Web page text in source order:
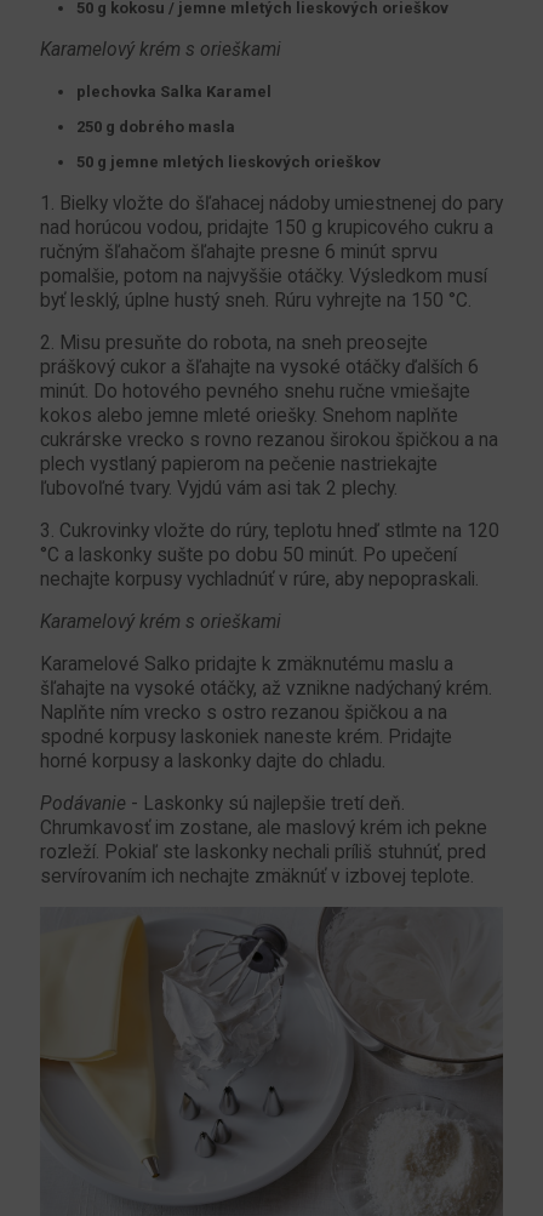
50 g kokosu / jemne mletých lieskových orieškov
Karamelový krém s orieškami
plechovka Salka Karamel
250 g dobrého masla
50 g jemne mletých lieskových orieškov
1. Bielky vložte do šľahacej nádoby umiestnenej do pary
nad horúcou vodou, pridajte 150 g krupicového cukru a
ručným šľahačom šľahajte presne 6 minút sprvu
pomalšie, potom na najvyššie otáčky. Výsledkom musí
byť lesklý, úplne hustý sneh. Rúru vyhrejte na 150 °C.
2. Misu presuňte do robota, na sneh preosejte
práškový cukor a šľahajte na vysoké otáčky ďalších 6
minút. Do hotového pevného snehu ručne vmiešajte
kokos alebo jemne mleté ​​oriešky. Snehom naplňte
cukrárske vrecko s rovno rezanou širokou špičkou a na
plech vystlaný papierom na pečenie nastriekajte
ľubovoľné tvary. Vyjdú vám asi tak 2 plechy.
3. Cukrovinky vložte do rúry, teplotu hneď stlmte na 120
°C a laskonky sušte po dobu 50 minút. Po upečení
nechajte korpusy vychladnúť v rúre, aby nepopraskali.
Karamelový krém s orieškami
Karamelové Salko pridajte k zmäknutému maslu a
šľahajte na vysoké otáčky, až vznikne nadýchaný krém.
Naplňte ním vrecko s ostro rezanou špičkou a na
spodné korpusy laskoniek naneste krém. Pridajte
horné korpusy a laskonky dajte do chladu.
Podávanie - Laskonky sú najlepšie tretí deň.
Chrumkavosť im zostane, ale maslový krém ich pekne
rozleží. Pokiaľ ste laskonky nechali príliš stuhnúť, pred
servírovaním ich nechajte zmäknúť v izbovej teplote.